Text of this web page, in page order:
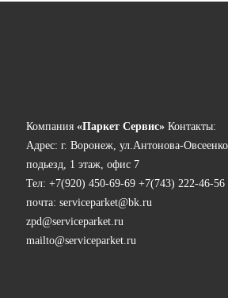
Компания «Паркет Сервис» Контакты:
Адрес: г. Воронеж, ул.Антонова-
подьезд, 1 этаж, офис 7
Тел: +7(920) 450-69-69 +7(743) 222-46-56
почта: serviceparket@bk.ru
zpd@serviceparket.ru
mailto@serviceparket.ru